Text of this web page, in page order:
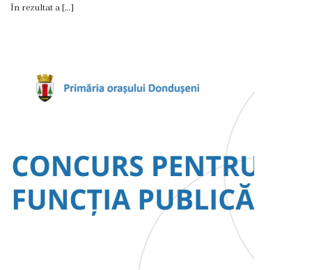
În rezultat a […]